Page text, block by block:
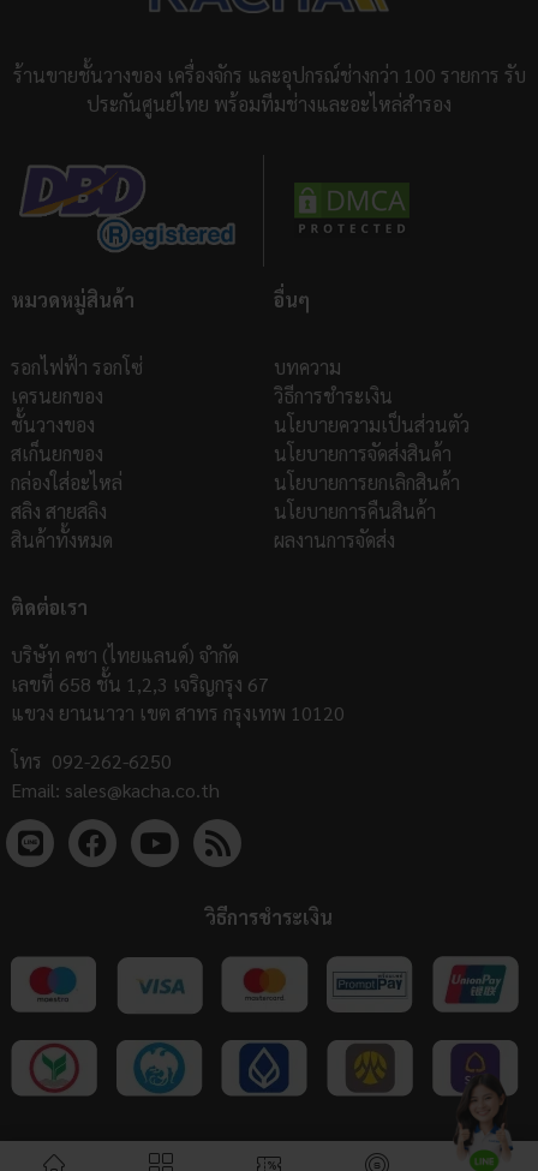
มาพร้อมรีโมทเคเบิ้ล และรีโมทไร้สาย เพื่อให้ใช้งานได้สะดวกยิ่งขึ้น
ตัวเครื่องทำจากอลูมิเนียมหนาพิเศษถึง 5 มิลลิเมตร วัสดุชั้นเยี่ยม แข็ง
ร้านขายชั้นวางของ เครื่องจักร และอุปกรณ์ช่างกว่า 100 รายการ รับ
ประกันศูนย์ไทย พร้อมทีมช่างและอะไหล่สำรอง
หมวดหมู่สินค้า
รอกไฟฟ้า รอกโซ่
เครนยกของ
ชั้นวางของ
สเก็นยกของ
กล่องใส่อะไหล่
สลิง สายสลิง
สินค้าทั้งหมด
อื่นๆ
บทความ
วิธีการชำระเงิน
นโยบายความเป็นส่วนตัว
นโยบายการจัดส่งสินค้า
นโยบายการยกเลิกสินค้า
นโยบายการคืนสินค้า
ผลงานการจัดส่ง
ติดต่อเรา
บริษัท คชา (ไทยแลนด์) จำกัด
เลขที่ 658 ชั้น 1,2,3 เจริญกรุง 67
แขวง ยานนาวา เขต สาทร กรุงเทพ 10120
โทร 092-262-6250
Email: sales@kacha.co.th
วิธีการชำระเงิน
COPYRIGHT 2023 KACHA (THAILAND) Co., Ltd | ALL RIGHTS RESERVED |